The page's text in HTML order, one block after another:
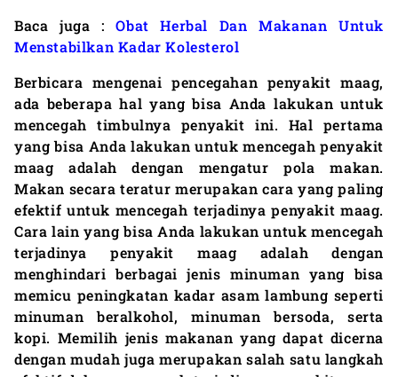
Baca juga :Obat Herbal Dan Makanan Untuk
Menstabilkan Kadar Kolesterol
Berbicara mengenai pencegahan penyakit maag,
ada beberapa hal yang bisa Anda lakukan untuk
mencegah timbulnya penyakit ini. Hal pertama
yang bisa Anda lakukan untuk mencegah penyakit
maag adalah dengan mengatur pola makan.
Makan secara teratur merupakan cara yang paling
efektif untuk mencegah terjadinya penyakit maag.
Cara lain yang bisa Anda lakukan untuk mencegah
terjadinya penyakit maag adalah dengan
menghindari berbagai jenis minuman yang bisa
memicu peningkatan kadar asam lambung seperti
minuman beralkohol, minuman bersoda, serta
kopi. Memilih jenis makanan yang dapat dicerna
dengan mudah juga merupakan salah satu langkah